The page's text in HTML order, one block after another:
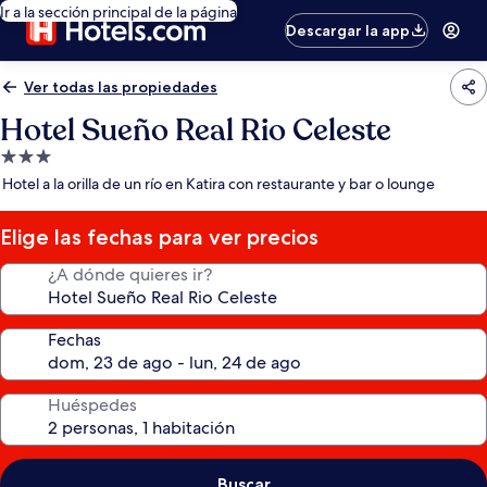
Ir a la sección principal de la página
Descargar la app
Ver todas las propiedades
Hotel Sueño Real Rio Celeste
Propiedad
de
estrellas
Hotel a la orilla de un río en Katira con restaurante y bar o lounge
Elige las fechas para ver precios
¿A dónde quieres ir?
Fechas
Huéspedes